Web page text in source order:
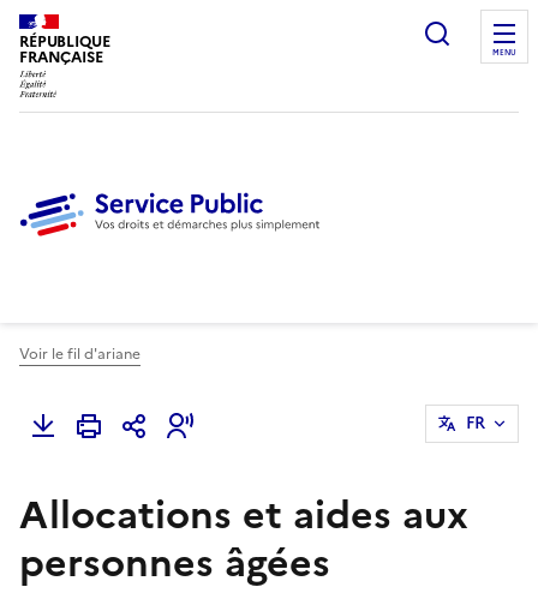
RÉPUBLIQUE
FRANÇAISE
Ouvrir
MENU
Voir le fil d'ariane
FR
Allocations et aides aux
personnes âgées